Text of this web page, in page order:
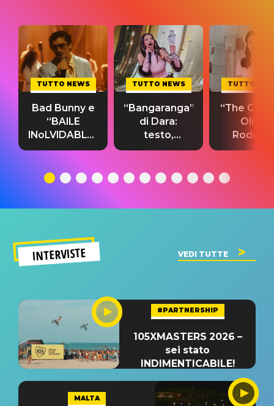
TUTTO NEWS
Bad Bunny e
“BAILE
INoLVIDABLE”:
testo,
significato
TUTTO NEWS
“Bangaranga”
di Dara:
testo,
traduzione e
del singolo
TUTTO
“The
Olivia
testo,
INTERVISTE VEDI TUTTE
#PARTNERSHIP
105XMASTERS 2026 –
sei stato
INDIMENTICABILE!
MALTA